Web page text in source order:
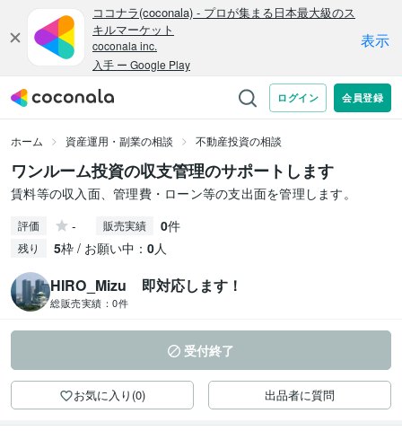
ホーム 資産運用・副業の相談 不動産投資の相談
ワンルーム投資の収支管理のサポートします
賃料等の収入面、管理費・ローン等の支出面を管理します。
評価 - 販売実績 0件
残り 5枠 / お願い中： 0人
HIRO_Mizu 即対応します！
総販売実績： 0件
受付終了
お気に入り(0) 出品者に質問